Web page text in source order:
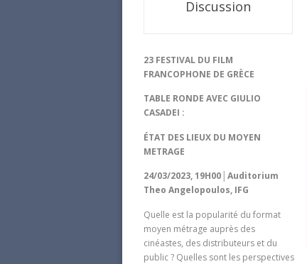
Discussion
23 FESTIVAL DU FILM
FRANCOPHONE DE GRÈCE
TABLE RONDE AVEC GIULIO
CASADEI :
ÉTAT DES LIEUX DU MOYEN
METRAGE
24/03/2023, 19H00│Auditorium
Theo Angelopoulos, IFG
Quelle est la popularité du format
moyen métrage auprès des
cinéastes, des distributeurs et du
public ? Quelles sont les perspectives